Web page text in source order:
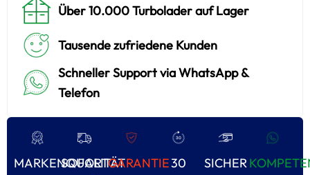
Über 10.000 Turbolader auf Lager
Tausende zufriedene Kunden
Schneller Support via WhatsApp &
Telefon
MARKENQUALITÄT
SOFORTGARANTIE30
SICHER